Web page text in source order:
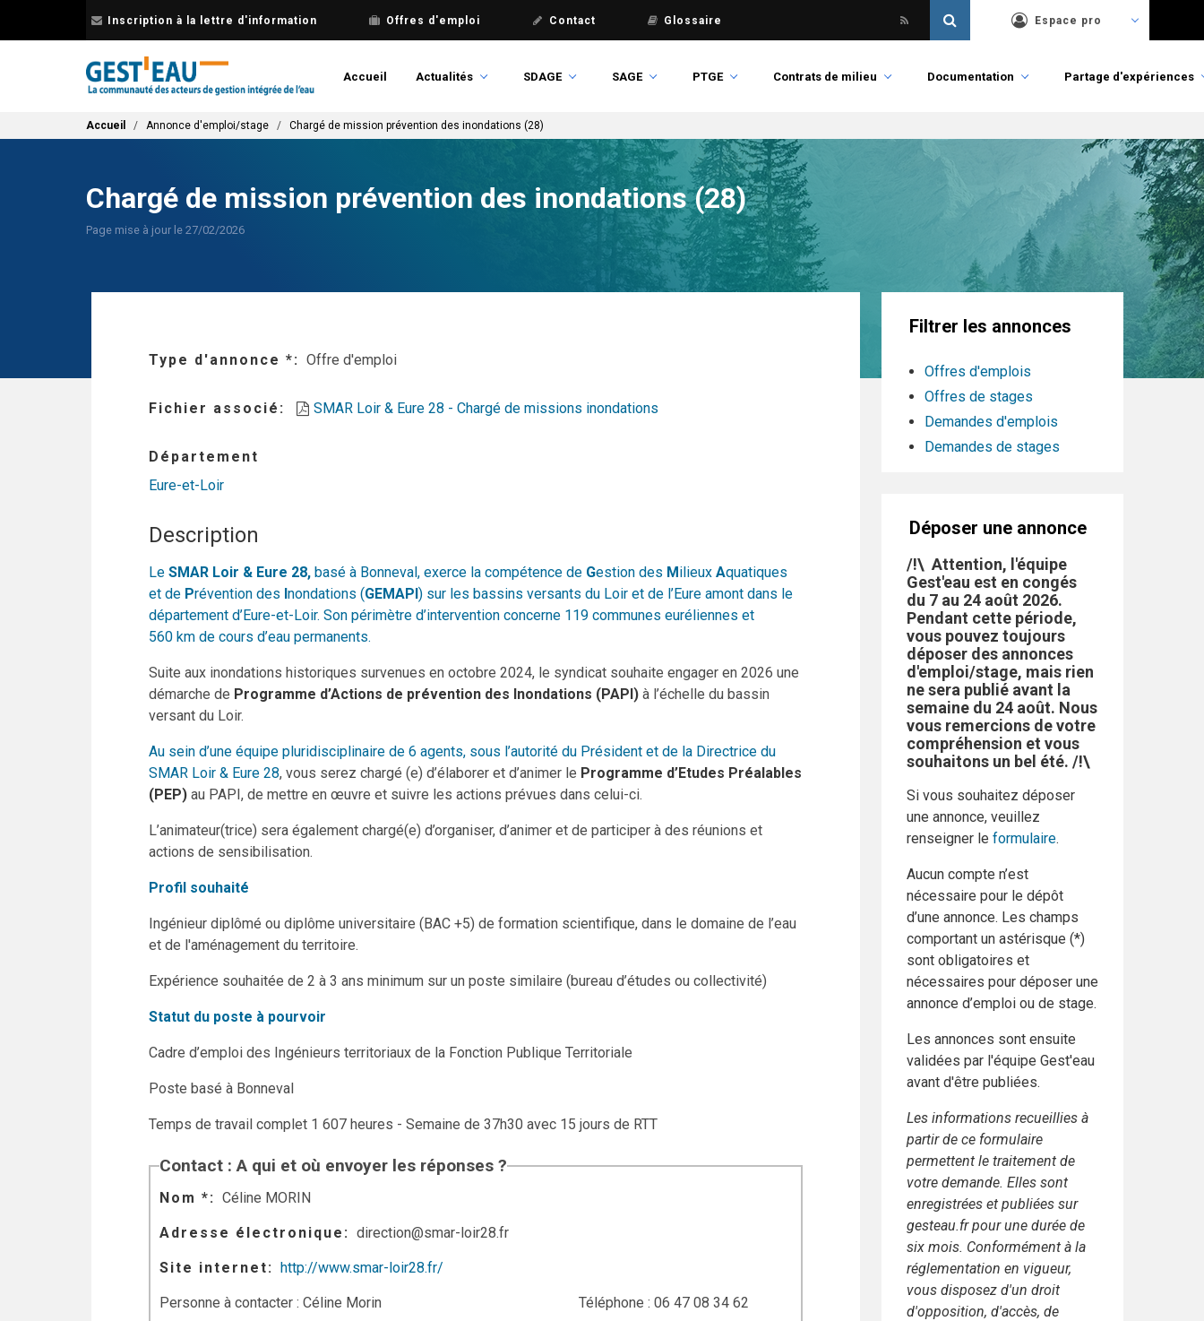
Inscription à la lettre d'information Offres d'emploi Contact Glossaire Espace pro
Accueil Actualités SDAGE SAGE PTGE Contrats de milieu Documentation Partage d'expériences
Fil d'Ariane
Accueil Annonce d'emploi/stage Chargé de mission prévention des inondations (28)
Chargé de mission prévention des inondations (28)
Page mise à jour le 27/02/2026
Type d'annonce * Offre d'emploi
Fichier associé SMAR Loir & Eure 28 - Chargé de missions inondations
Département
Eure-et-Loir
Description
Le SMAR Loir & Eure 28, basé à Bonneval, exerce la compétence de Gestion des Milieux Aquatiques
et de Prévention des Inondations (GEMAPI) sur les bassins versants du Loir et de l’Eure amont dans le
département d’Eure-et-Loir. Son périmètre d’intervention concerne 119 communes euréliennes et
560 km de cours d’eau permanents.
Suite aux inondations historiques survenues en octobre 2024, le syndicat souhaite engager en 2026 une
démarche de Programme d’Actions de prévention des Inondations (PAPI) à l’échelle du bassin
versant du Loir.
Au sein d’une équipe pluridisciplinaire de 6 agents, sous l’autorité du Président et de la Directrice du
SMAR Loir & Eure 28, vous serez chargé (e) d’élaborer et d’animer le Programme d’Etudes Préalables
(PEP) au PAPI, de mettre en œuvre et suivre les actions prévues dans celui-ci.
L’animateur(trice) sera également chargé(e) d’organiser, d’animer et de participer à des réunions et
actions de sensibilisation.
Profil souhaité
Ingénieur diplômé ou diplôme universitaire (BAC +5) de formation scientifique, dans le domaine de l’eau
et de l'aménagement du territoire.
Expérience souhaitée de 2 à 3 ans minimum sur un poste similaire (bureau d’études ou collectivité)
Statut du poste à pourvoir
Cadre d’emploi des Ingénieurs territoriaux de la Fonction Publique Territoriale
Poste basé à Bonneval
Temps de travail complet 1 607 heures - Semaine de 37h30 avec 15 jours de RTT
Contact : A qui et où envoyer les réponses ?
Nom * Céline MORIN
Adresse électronique direction@smar-loir28.fr
Site internet http://www.smar-loir28.fr/
Personne à contacter : Céline Morin Téléphone : 06 47 08 34 62
Filtrer les annonces
Offres d'emplois
Offres de stages
Demandes d'emplois
Demandes de stages
Déposer une annonce
/!\ Attention, l'équipe
Gest'eau est en congés
du 7 au 24 août 2026.
Pendant cette période,
vous pouvez toujours
déposer des annonces
d'emploi/stage, mais rien
ne sera publié avant la
semaine du 24 août. Nous
vous remercions de votre
compréhension et vous
souhaitons un bel été. /!\
Si vous souhaitez déposer
une annonce, veuillez
renseigner le formulaire.
Aucun compte n’est
nécessaire pour le dépôt
d’une annonce. Les champs
comportant un astérisque (*)
sont obligatoires et
nécessaires pour déposer une
annonce d’emploi ou de stage.
Les annonces sont ensuite
validées par l'équipe Gest'eau
avant d'être publiées.
Les informations recueillies à
partir de ce formulaire
permettent le traitement de
votre demande. Elles sont
enregistrées et publiées sur
gesteau.fr pour une durée de
six mois. Conformément à la
réglementation en vigueur,
vous disposez d'un droit
d'opposition, d'accès, de